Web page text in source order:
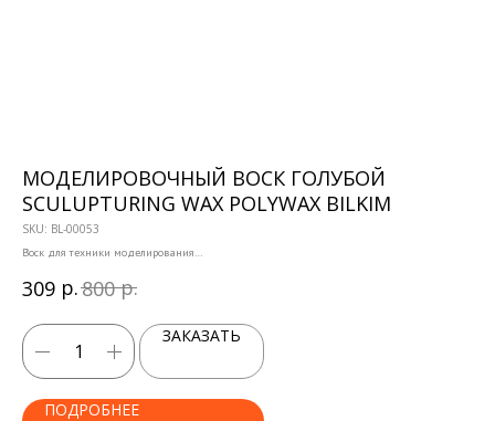
МОДЕЛИРОВОЧНЫЙ ВОСК ГОЛУБОЙ
SCULUPTURING WAX POLYWAX BILKIM
SKU: BL-00053
Воск для техники моделирования
Количество: 1 шт.
309 р.800 р.
ЗАКАЗАТЬ
ПОДРОБНЕЕ